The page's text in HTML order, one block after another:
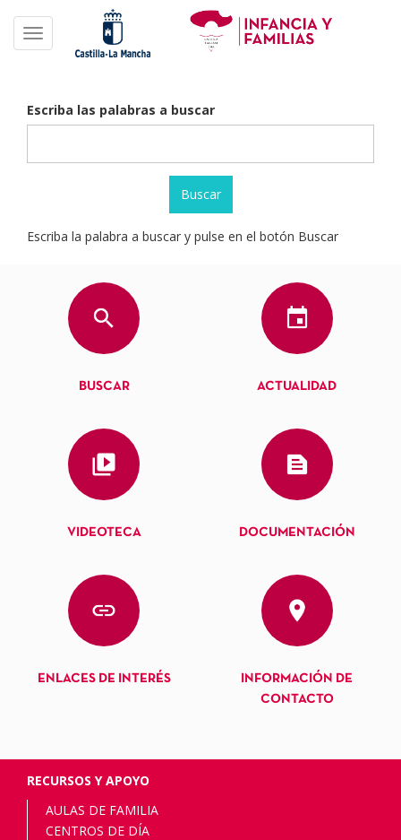
contenido
Toggle navigation
Escriba las palabras a buscar
Escriba la palabra a buscar y pulse en el botón Buscar
BUSCAR ACTUALIDAD
VIDEOTECA DOCUMENTACIÓN
ENLACES DE INTERÉS
INFORMACIÓN DE
CONTACTO
RECURSOS Y APOYO
AULAS DE FAMILIA
CENTROS DE DÍA